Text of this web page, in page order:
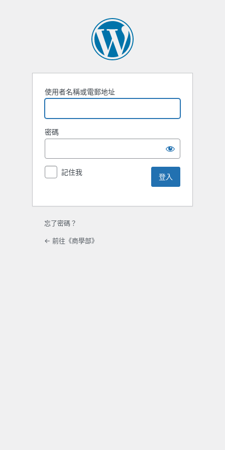
使用者名稱或電郵地址
密碼
記住我
忘了密碼？
← 前往《商學部》